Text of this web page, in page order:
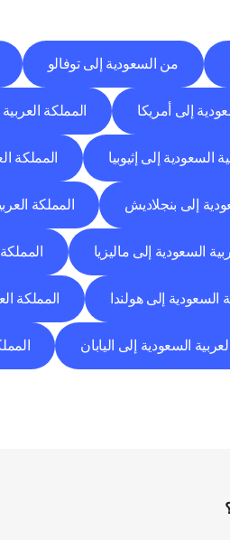
من السعودية إلى توفالو
إلى أمريكا المملكة
السعودية إلى إثيوبيا المملكة
إلى بنجلاديش المملكة
السعودية إلى ماليزيا
السعودية إلى هولندا المملكة
السعودية إلى اليابان